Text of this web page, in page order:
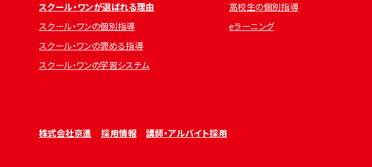
スクール・ワンが選ばれる理由
スクール・ワンの個別指導
スクール・ワンの褒める指導
スクール・ワンの学習システム
高校生の個別指導
eラーニング
株式会社京進 採用情報 講師・アルバイト採用